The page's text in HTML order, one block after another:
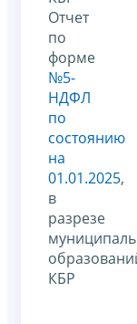
Отчет
по
форме
№5-
НДФЛ
по
состоянию
на
01.01.2025,
в
разрезе
КБР